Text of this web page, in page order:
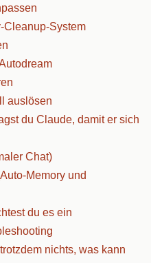
Cleanup-System
auslösen
du Claude, damit er sich
Chat)
Memory und
du es ein
nichts, was kann